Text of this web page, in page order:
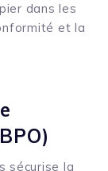
dans les
et la
sécurise la